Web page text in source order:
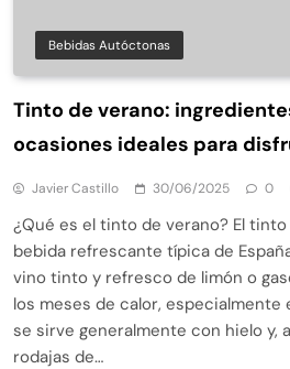
Bebidas Autóctonas
Tinto de verano:
ocasiones ideales para
Javier Castillo 30/06/2025 0
¿Qué es el tinto de verano? El
bebida refrescante típica de
vino tinto y refresco de limón o
los meses de calor, especialmente
se sirve generalmente con hielo y,
rodajas de…